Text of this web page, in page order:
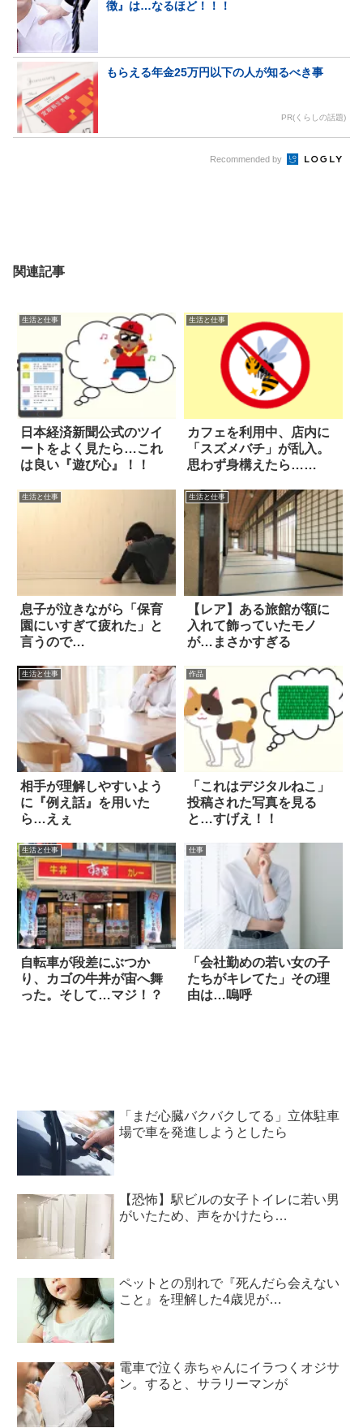
徴』は…なるほど！！！
もらえる年金25万円以下の人が知るべき事
PR(くらしの話題)
Recommended by
関連記事
生活と仕事
日本経済新聞公式のツイ
ートをよく見たら…これ
は良い『遊び心』！！
生活と仕事
カフェを利用中、店内に
「スズメバチ」が乱入。
思わず身構えたら…
生活と仕事
息子が泣きながら「保育
園にいすぎて疲れた」と
言うので…
生活と仕事
【レア】ある旅館が額に
入れて飾っていたモノ
が…まさかすぎる
生活と仕事
相手が理解しやすいよう
に『例え話』を用いた
ら…えぇ
作品
「これはデジタルねこ」
投稿された写真を見る
と…すげえ！！
生活と仕事
自転車が段差にぶつか
り、カゴの牛丼が宙へ舞
った。そして…マジ！？
仕事
「会社勤めの若い女の子
たちがキレてた」その理
由は…嗚呼
「まだ心臓バクバクしてる」立体駐車
場で車を発進しようとしたら
【恐怖】駅ビルの女子トイレに若い男
がいたため、声をかけたら…
ペットとの別れで『死んだら会えない
こと』を理解した4歳児が…
電車で泣く赤ちゃんにイラつくオジサ
ン。すると、サラリーマンが